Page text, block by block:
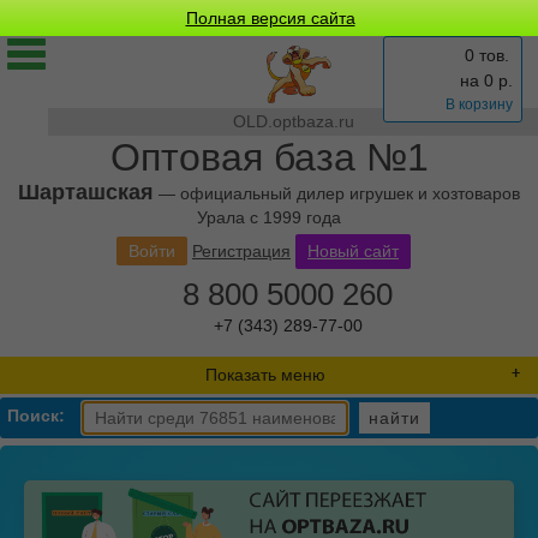
Полная версия сайта
OLD.optbaza.ru
Оптовая база №1
Шарташская — официальный дилер игрушек и хозтоваров
Урала с 1999 года
0 тов.
на 0 р.
В корзину
Войти Регистрация Новый сайт
8 800 5000 260
+7 (343) 289-77-00
Показать меню
Поиск: найти